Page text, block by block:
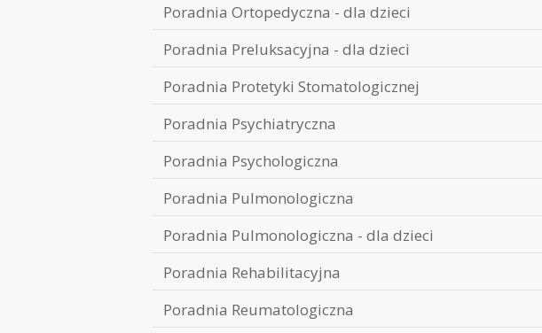
Poradnia Ortopedyczna - dla dzieci
Poradnia Preluksacyjna - dla dzieci
Poradnia Protetyki Stomatologicznej
Poradnia Psychiatryczna
Poradnia Psychologiczna
Poradnia Pulmonologiczna
Poradnia Pulmonologiczna - dla dzieci
Poradnia Rehabilitacyjna
Poradnia Reumatologiczna